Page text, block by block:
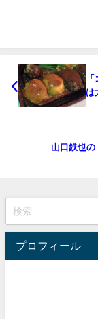
は
山口鉄也の
プロフィール